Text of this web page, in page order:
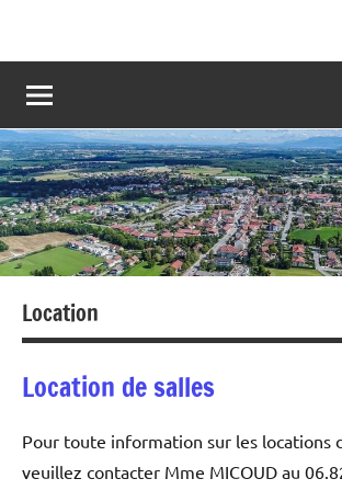
Location
Location de salles
Pour toute information sur les locations
veuillez contacter Mme MICOUD au